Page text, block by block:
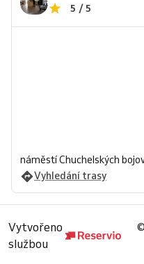
5 / 5
náměstí Chuchelských
Vyhledání trasy
Vytvořeno
službou
©